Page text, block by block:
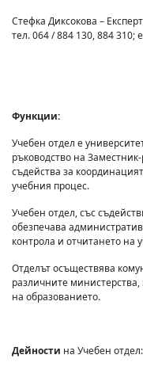
Стефка Диксокова –
тел. 064 / 884 130, 884 310;
Функции:
Учебен отдел е
ръководство на
съдейства за
учебния процес.
Учебен отдел, със
обезпечава
контрола и отчитането на
Отделът осъществява
различните
на образованието.
Дейности на Учебен отдел: